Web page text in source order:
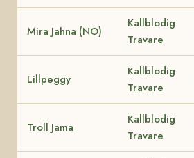
Mira Jahna (NO)
Kallblodig
Travare
Lillpeggy
Kallblodig
Travare
Troll Jama
Kallblodig
Travare